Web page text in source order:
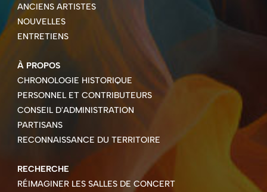
ANCIENS ARTISTES
NOUVELLES
ENTRETIENS
À PROPOS
CHRONOLOGIE HISTORIQUE
PERSONNEL ET CONTRIBUTEURS
CONSEIL D'ADMINISTRATION
PARTISANS
RECONNAISSANCE DU TERRITOIRE
RECHERCHE
RÉIMAGINER LES SALLES DE CONCERT